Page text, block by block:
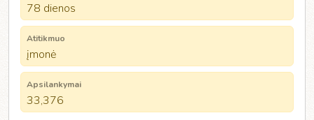
78 dienos
Atitikmuo
įmonė
Apsilankymai
33,376